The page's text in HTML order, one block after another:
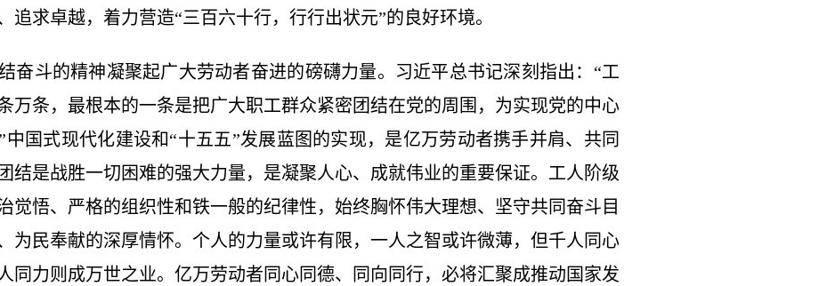
追求卓越，着力营造“三百六十行，行行出状元”的良好环境。
斗的精神凝聚起广大劳动者奋进的磅礴力量。习近平总书记深刻指出：“工
万条，最根本的一条是把广大职工群众紧密团结在党的周围，为实现党的中心
国式现代化建设和“十五五”发展蓝图的实现，是亿万劳动者携手并肩、共同
结是战胜一切困难的强大力量，是凝聚人心、成就伟业的重要保证。工人阶级
觉悟、严格的组织性和铁一般的纪律性，始终胸怀伟大理想、坚守共同奋斗目
为民奉献的深厚情怀。个人的力量或许有限，一人之智或许微薄，但千人同心
同力则成万世之业。亿万劳动者同心同德、同向同行，必将汇聚成推动国家发